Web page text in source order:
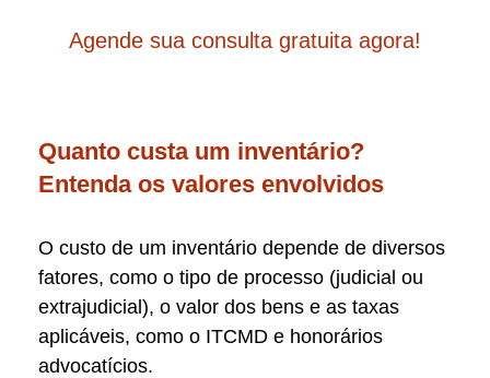
Agende sua consulta gratuita agora!
Quanto custa um inventário?
Entenda os valores envolvidos
O custo de um inventário depende de diversos
fatores, como o tipo de processo (judicial ou
extrajudicial), o valor dos bens e as taxas
aplicáveis, como o ITCMD e honorários
advocatícios.